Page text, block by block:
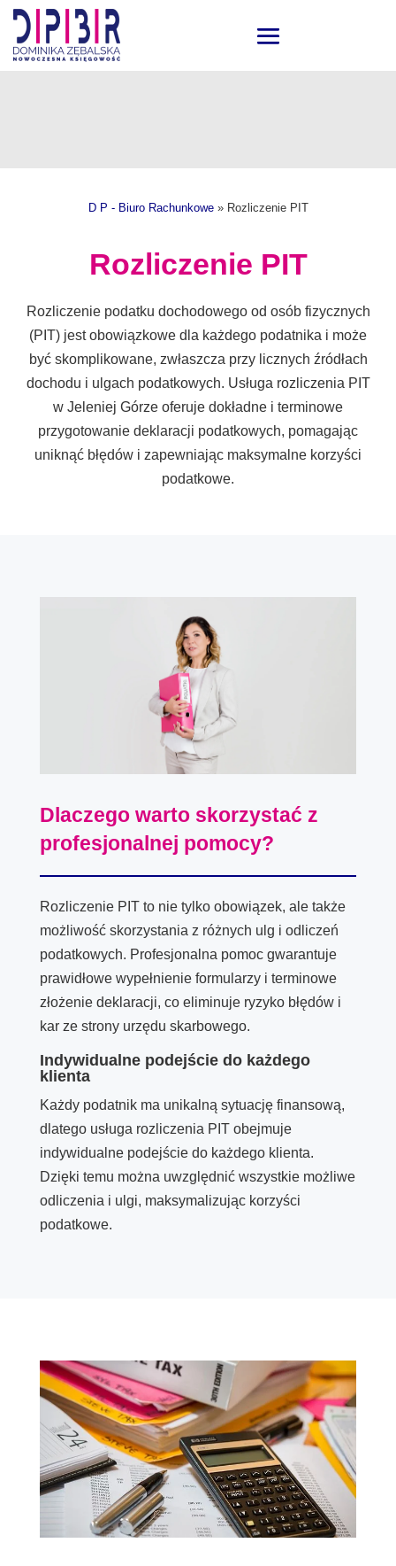
D P - Biuro Rachunkowe» Rozliczenie PIT
Rozliczenie PIT
Rozliczenie podatku dochodowego od osób fizycznych
(PIT) jest obowiązkowe dla każdego podatnika i może
być skomplikowane, zwłaszcza przy licznych źródłach
dochodu i ulgach podatkowych. Usługa rozliczenia PIT
w Jeleniej Górze oferuje dokładne i terminowe
przygotowanie deklaracji podatkowych, pomagając
uniknąć błędów i zapewniając maksymalne korzyści
podatkowe.
Dlaczego warto skorzystać z
profesjonalnej pomocy?
Rozliczenie PIT to nie tylko obowiązek, ale także
możliwość skorzystania z różnych ulg i odliczeń
podatkowych. Profesjonalna pomoc gwarantuje
prawidłowe wypełnienie formularzy i terminowe
złożenie deklaracji, co eliminuje ryzyko błędów i
kar ze strony urzędu skarbowego.
Indywidualne podejście do każdego
klienta
Każdy podatnik ma unikalną sytuację finansową,
dlatego usługa rozliczenia PIT obejmuje
indywidualne podejście do każdego klienta.
Dzięki temu można uwzględnić wszystkie możliwe
odliczenia i ulgi, maksymalizując korzyści
podatkowe.